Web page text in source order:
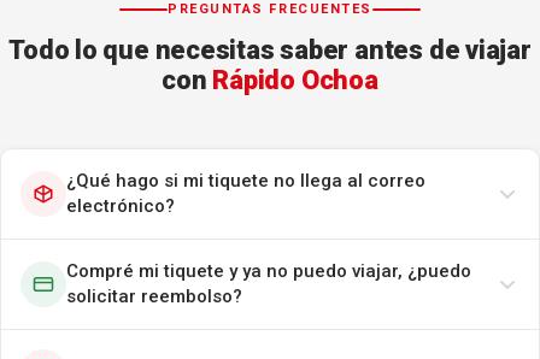
PREGUNTAS FRECUENTES
Todo lo que necesitas saber antes de viajar
con Rápido Ochoa
¿Qué hago si mi tiquete no llega al correo
electrónico?
Compré mi tiquete y ya no puedo viajar, ¿puedo
solicitar reembolso?